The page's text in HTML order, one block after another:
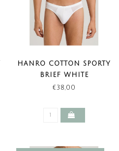
HANRO COTTON SPORTY
BRIEF WHITE
€38,00